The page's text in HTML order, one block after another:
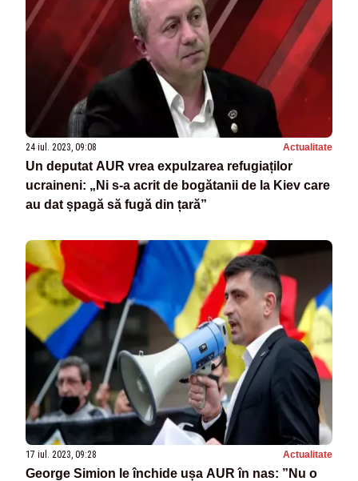
24 iul. 2023, 09:08 Actualitate
Un deputat AUR vrea expulzarea refugiaților
ucraineni: „Ni s-a acrit de bogătanii de la Kiev care
au dat șpagă să fugă din țară”
17 iul. 2023, 09:28 Actualitate
George Simion le închide ușa AUR în nas: ”Nu o